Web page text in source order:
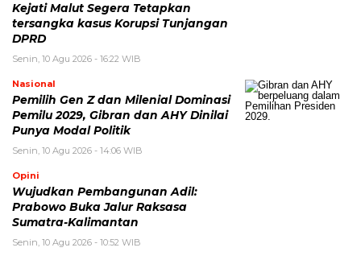
Kejati Malut Segera Tetapkan
tersangka kasus Korupsi Tunjangan
DPRD
Senin, 10 Agu 2026 - 16:22 WIB
Nasional
Pemilih Gen Z dan Milenial Dominasi
Pemilu 2029, Gibran dan AHY Dinilai
Punya Modal Politik
Senin, 10 Agu 2026 - 14:06 WIB
Opini
Wujudkan Pembangunan Adil:
Prabowo Buka Jalur Raksasa
Sumatra-Kalimantan
Senin, 10 Agu 2026 - 10:52 WIB